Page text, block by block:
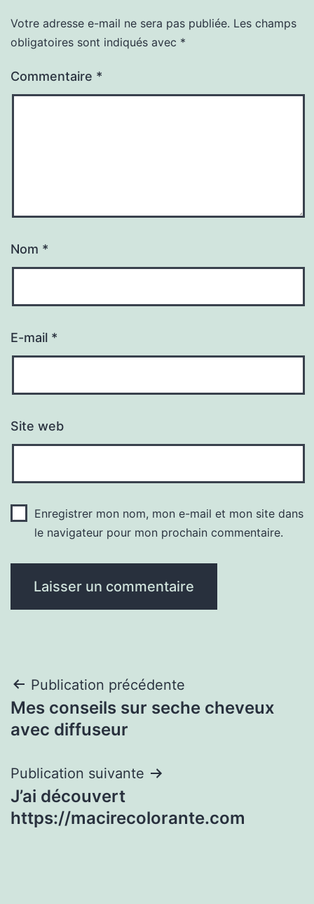
Votre adresse e-mail ne sera pas publiée. Les champs
obligatoires sont indiqués avec *
Commentaire *
Nom *
E-mail *
Site web
Enregistrer mon nom, mon e-mail et mon site dans
le navigateur pour mon prochain commentaire.
Navigation
de
Publication précédente
Mes conseils sur seche cheveux
avec diffuseur
Publication suivante
J’ai découvert
https://macirecolorante.com